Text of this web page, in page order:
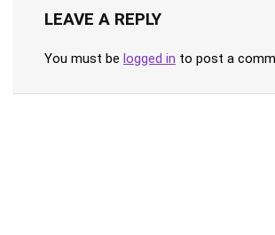
LEAVE A REPLY
You must be logged in to post a